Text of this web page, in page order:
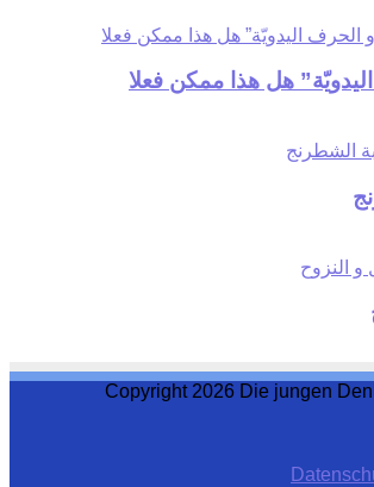
هل هذا ممكن فعلا
© Copyright 2026 Die jungen